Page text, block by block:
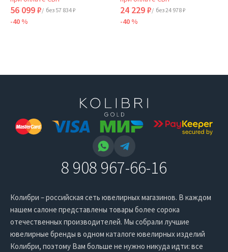
56 099 ₽/ без 57 834 ₽
-40 %
24 229 ₽/ без 24 978 ₽
-40 %
8 908 967-66-16
Колибри – российская сеть ювелирных магазинов. В каждом
нашем салоне представлены товары более сорока
отечественных производителей. Мы собрали лучшие
ювелирные бренды в одном каталоге ювелирных изделий
Колибри, поэтому Вам больше не нужно никуда идти: все